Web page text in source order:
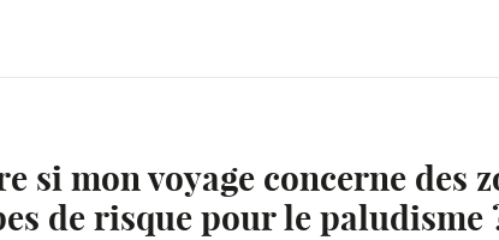
si mon voyage concerne des
de risque pour le paludisme